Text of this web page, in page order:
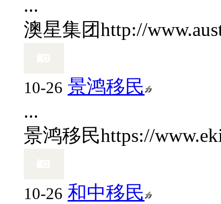
...
澳星集团http://
10-26 景鸿移民
...
景鸿移民https://
10-26 和中移民